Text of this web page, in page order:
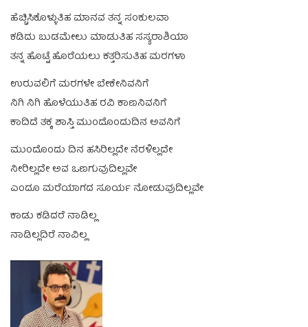
ಹೆಚ್ಚಿಸಿಕೊಳ್ಳುತಿಹ ಮಾನವ ತನ್ನ ಸಂಕುಲವಾ
ಕಡಿದು ಬುಡಮೇಲು ಮಾಡುತಿಹ ಸಸ್ಯರಾಶಿಯಾ
ತನ್ನ ಹೊಟ್ಟೆ ಹೊರೆಯಲು ಕತ್ತರಿಸುತಿಹ ಮರಗಳಾ
ಉರುವಲಿಗೆ ಮರಗಳೇ ಬೇಕೇನಿವನಿಗೆ
ನಿಗಿ ನಿಗಿ ಹೊಳೆಯುತಿಹ ರವಿ ಕಾಣನಿವನಿಗೆ
ಕಾದಿದೆ ತಕ್ಕ ಶಾಸ್ತಿ ಮುಂದೊಂದುದಿನ ಅವನಿಗೆ
ಮುಂದೊಂದು ದಿನ ಹಸಿರಿಲ್ಲದೇ ನೆರಳಿಲ್ಲದೇ
ನೀರಿಲ್ಲದೇ ಅವ ಒಣಗುವುದಿಲ್ಲವೇ
ಎಂದೂ ಮರೆಯಾಗದ ಸೂರ್ಯ ನೋಡುವುದಿಲ್ಲವೇ
ಕಾಡು ಕಡಿದರೆ ನಾಡಿಲ್ಲ
ನಾಡಿಲ್ಲದಿರೆ ನಾವಿಲ್ಲ